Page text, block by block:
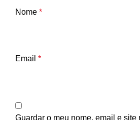
Nome *
Email *
Guardar o meu nome, email e site